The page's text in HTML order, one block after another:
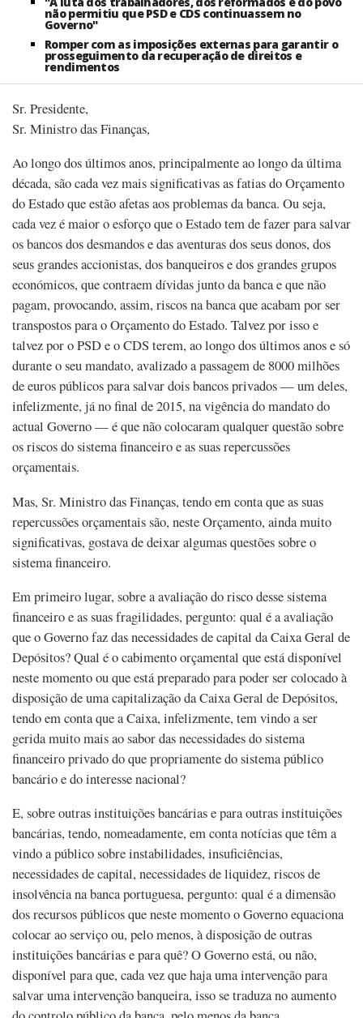
não permitiu que PSD e CDS continuassem no
Governo"
Romper com as imposições externas para garantir o
prosseguimento da recuperação de direitos e
rendimentos
Sr. Presidente,
Sr. Ministro das Finanças,
Ao longo dos últimos anos, principalmente ao longo da última
década, são cada vez mais significativas as fatias do Orçamento
do Estado que estão afetas aos problemas da banca. Ou seja,
cada vez é maior o esforço que o Estado tem de fazer para salvar
os bancos dos desmandos e das aventuras dos seus donos, dos
seus grandes accionistas, dos banqueiros e dos grandes grupos
económicos, que contraem dívidas junto da banca e que não
pagam, provocando, assim, riscos na banca que acabam por ser
transpostos para o Orçamento do Estado. Talvez por isso e
talvez por o PSD e o CDS terem, ao longo dos últimos anos e só
durante o seu mandato, avalizado a passagem de 8000 milhões
de euros públicos para salvar dois bancos privados — um deles,
infelizmente, já no final de 2015, na vigência do mandato do
actual Governo — é que não colocaram qualquer questão sobre
os riscos do sistema financeiro e as suas repercussões
orçamentais.
Mas, Sr. Ministro das Finanças, tendo em conta que as suas
repercussões orçamentais são, neste Orçamento, ainda muito
significativas, gostava de deixar algumas questões sobre o
sistema financeiro.
Em primeiro lugar, sobre a avaliação do risco desse sistema
financeiro e as suas fragilidades, pergunto: qual é a avaliação
que o Governo faz das necessidades de capital da Caixa Geral de
Depósitos? Qual é o cabimento orçamental que está disponível
neste momento ou que está preparado para poder ser colocado à
disposição de uma capitalização da Caixa Geral de Depósitos,
tendo em conta que a Caixa, infelizmente, tem vindo a ser
gerida muito mais ao sabor das necessidades do sistema
financeiro privado do que propriamente do sistema público
bancário e do interesse nacional?
E, sobre outras instituições bancárias e para outras instituições
bancárias, tendo, nomeadamente, em conta notícias que têm a
vindo a público sobre instabilidades, insuficiências,
necessidades de capital, necessidades de liquidez, riscos de
insolvência na banca portuguesa, pergunto: qual é a dimensão
dos recursos públicos que neste momento o Governo equaciona
colocar ao serviço ou, pelo menos, à disposição de outras
instituições bancárias e para quê? O Governo está, ou não,
disponível para que, cada vez que haja uma intervenção para
salvar uma intervenção banqueira, isso se traduza no aumento